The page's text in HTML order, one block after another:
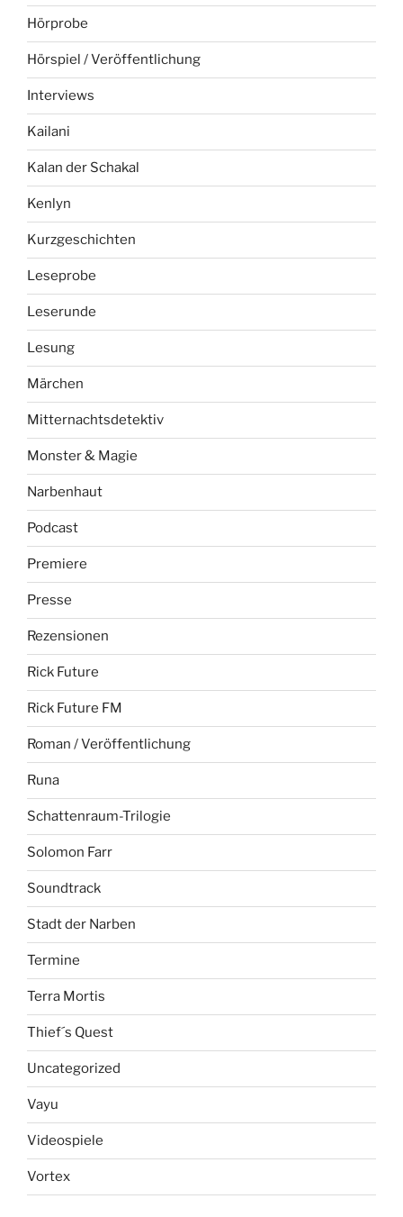
Hörprobe
Hörspiel / Veröffentlichung
Interviews
Kailani
Kalan der Schakal
Kenlyn
Kurzgeschichten
Leseprobe
Leserunde
Lesung
Märchen
Mitternachtsdetektiv
Monster & Magie
Narbenhaut
Podcast
Premiere
Presse
Rezensionen
Rick Future
Rick Future FM
Roman / Veröffentlichung
Runa
Schattenraum-Trilogie
Solomon Farr
Soundtrack
Stadt der Narben
Termine
Terra Mortis
Thief´s Quest
Uncategorized
Vayu
Videospiele
Vortex